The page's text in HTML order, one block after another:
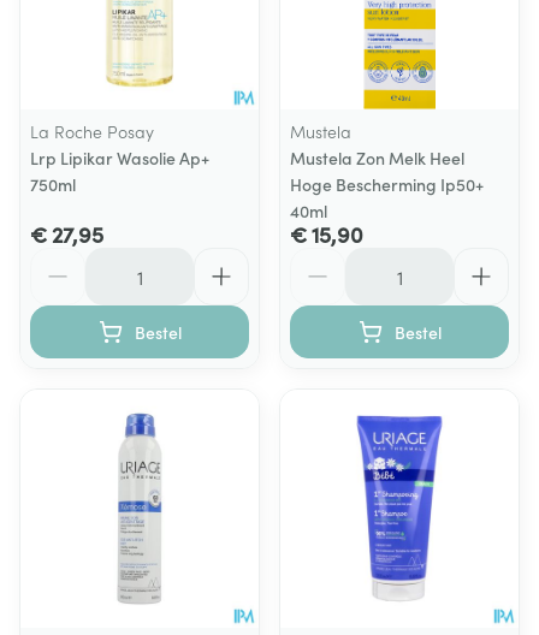
La Roche Posay
Lrp Lipikar Wasolie Ap+
750ml
€ 27,95
Bestel
Mustela
Mustela Zon Melk Heel
Hoge Bescherming Ip50+
40ml
€ 15,90
Bestel